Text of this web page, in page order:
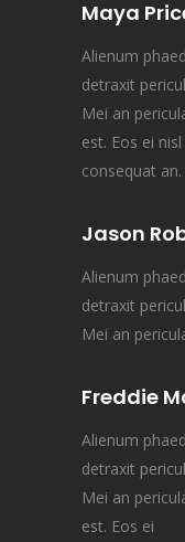
Maya
Alienum
detraxit
Mei an
est. Eos ei
consequat an.
Jason
Alienum
detraxit
Mei an
Freddie
Alienum
detraxit
Mei an
est. Eos ei